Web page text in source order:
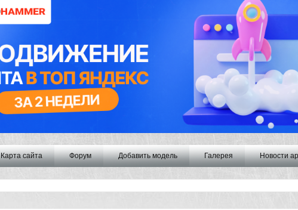
Карта сайта Форум Добавить модель Галерея Новости